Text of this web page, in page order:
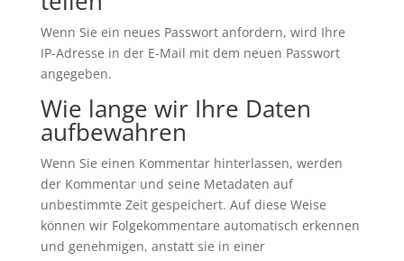
Wenn Sie ein neues Passwort anfordern, wird Ihre
IP-Adresse in der E-Mail mit dem neuen Passwort
angegeben.
Wie lange wir Ihre Daten
aufbewahren
Wenn Sie einen Kommentar hinterlassen, werden
der Kommentar und seine Metadaten auf
unbestimmte Zeit gespeichert. Auf diese Weise
können wir Folgekommentare automatisch erkennen
und genehmigen, anstatt sie in einer